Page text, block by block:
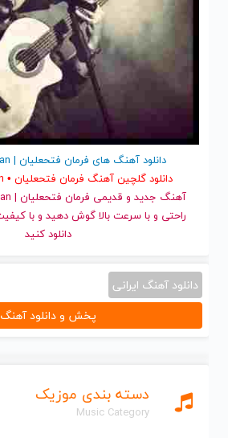
دسته بندی موزیک
Music Category
دانلود آهنگ های فرمان فتحعلیان | Farman Fathalian
دانلود گلچین آهنگ فرمان فتحعلیان • Farman Fathalian
آهنگ جدید
دانلود کنید
دانلود آهنگ ایرانی
پخش و دانلود آهنگ